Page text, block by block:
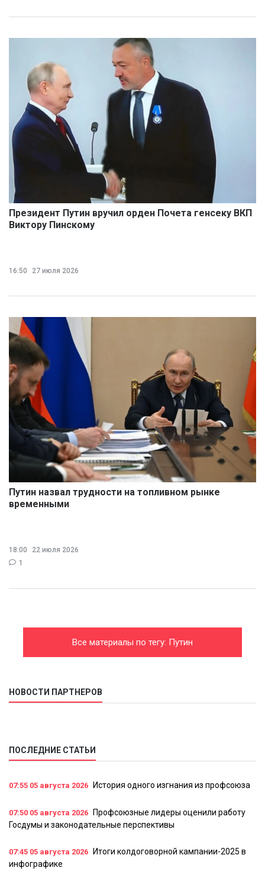
Президент Путин вручил орден Почета генсеку ВКП
Виктору Пинскому
16:50 27 июля 2026
Путин назвал трудности на топливном рынке
временными
18:00
22 июля 2026
1
Все материалы по тегу: Путин
НОВОСТИ ПАРТНЕРОВ
ПОСЛЕДНИЕ СТАТЬИ
07:55 05 августа 2026 История одного изгнания из профсоюза
07:50 05 августа 2026
Профсоюзные лидеры оценили работу
Госдумы и законодательные перспективы
07:45 05 августа 2026
Итоги колдоговорной кампании-2025 в
инфографике